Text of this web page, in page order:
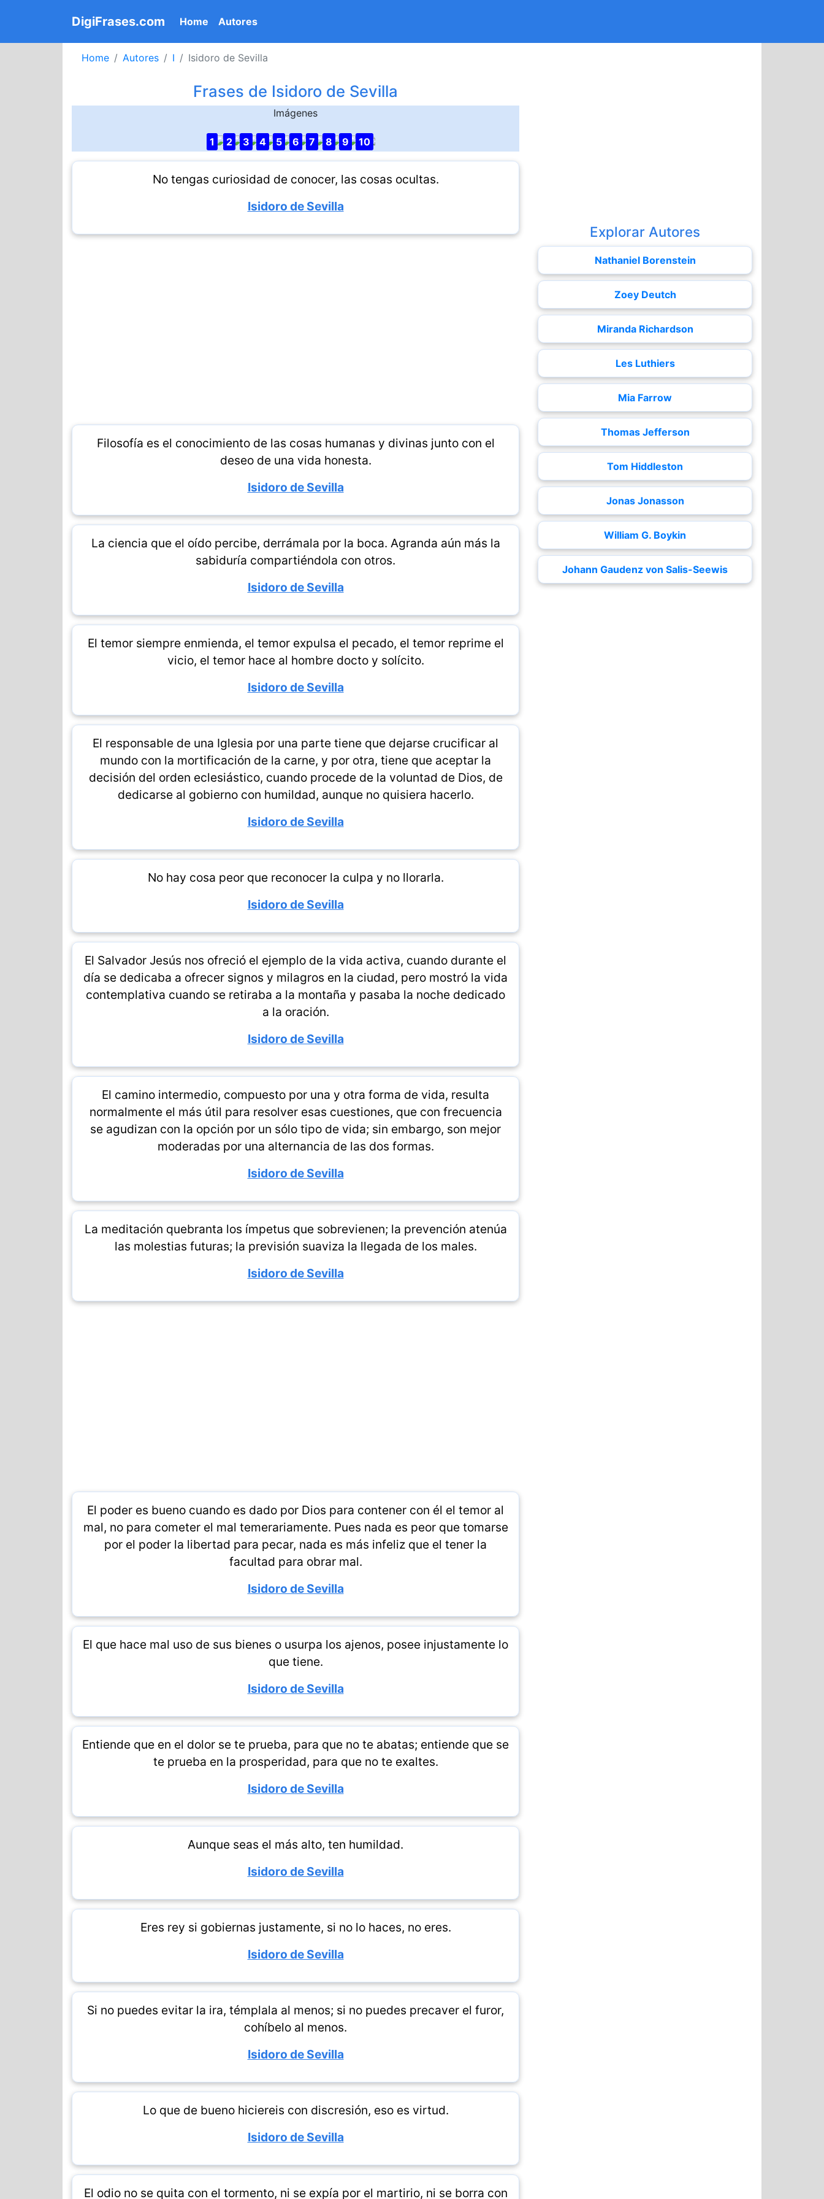
DigiFrases.com Home (current)
Autores
Home Autores I Isidoro de Sevilla
Frases de Isidoro de Sevilla
Imágenes
1 2 3 4 5 6 7 8 9 10
No tengas curiosidad de conocer, las cosas ocultas.
Isidoro de Sevilla
Filosofía es el conocimiento de las cosas humanas y divinas junto con el
deseo de una vida honesta.
Isidoro de Sevilla
La ciencia que el oído percibe, derrámala por la boca. Agranda aún más la
sabiduría compartiéndola con otros.
Isidoro de Sevilla
El temor siempre enmienda, el temor expulsa el pecado, el temor reprime el
vicio, el temor hace al hombre docto y solícito.
Isidoro de Sevilla
El responsable de una Iglesia por una parte tiene que dejarse crucificar al
mundo con la mortificación de la carne, y por otra, tiene que aceptar la
decisión del orden eclesiástico, cuando procede de la voluntad de Dios, de
dedicarse al gobierno con humildad, aunque no quisiera hacerlo.
Isidoro de Sevilla
No hay cosa peor que reconocer la culpa y no llorarla.
Isidoro de Sevilla
El Salvador Jesús nos ofreció el ejemplo de la vida activa, cuando durante el
día se dedicaba a ofrecer signos y milagros en la ciudad, pero mostró la vida
contemplativa cuando se retiraba a la montaña y pasaba la noche dedicado
a la oración.
Isidoro de Sevilla
El camino intermedio, compuesto por una y otra forma de vida, resulta
normalmente el más útil para resolver esas cuestiones, que con frecuencia
se agudizan con la opción por un sólo tipo de vida; sin embargo, son mejor
moderadas por una alternancia de las dos formas.
Isidoro de Sevilla
La meditación quebranta los ímpetus que sobrevienen; la prevención atenúa
las molestias futuras; la previsión suaviza la llegada de los males.
Isidoro de Sevilla
El poder es bueno cuando es dado por Dios para contener con él el temor al
mal, no para cometer el mal temerariamente. Pues nada es peor que tomarse
por el poder la libertad para pecar, nada es más infeliz que el tener la
facultad para obrar mal.
Isidoro de Sevilla
El que hace mal uso de sus bienes o usurpa los ajenos, posee injustamente lo
que tiene.
Isidoro de Sevilla
Entiende que en el dolor se te prueba, para que no te abatas; entiende que se
te prueba en la prosperidad, para que no te exaltes.
Isidoro de Sevilla
Aunque seas el más alto, ten humildad.
Isidoro de Sevilla
Eres rey si gobiernas justamente, si no lo haces, no eres.
Isidoro de Sevilla
Si no puedes evitar la ira, témplala al menos; si no puedes precaver el furor,
cohíbelo al menos.
Isidoro de Sevilla
Lo que de bueno hiciereis con discresión, eso es virtud.
Isidoro de Sevilla
El odio no se quita con el tormento, ni se expía por el martirio, ni se borra con
Explorar Autores
Nathaniel Borenstein
Zoey Deutch
Miranda Richardson
Les Luthiers
Mia Farrow
Thomas Jefferson
Tom Hiddleston
Jonas Jonasson
William G. Boykin
Johann Gaudenz von Salis-Seewis